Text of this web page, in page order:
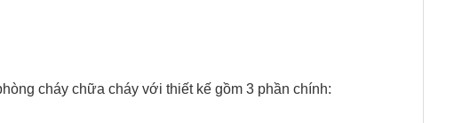
cháy chữa cháy với thiết kế gồm 3 phần chính: